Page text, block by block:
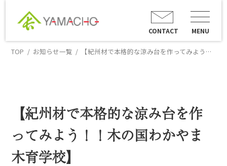
MENU
CONTACT
TOP お知らせ一覧 【紀州材で本格的な涼み台を作ってみよう！！木の国わかやま木育学校】
【紀州材で本格的な涼み台を作
ってみよう！！木の国わかやま
木育学校】